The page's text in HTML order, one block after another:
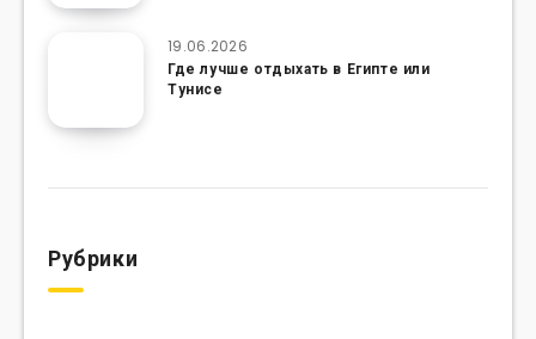
19.06.2026
Где лучше отдыхать в Египте или
Тунисе
Рубрики